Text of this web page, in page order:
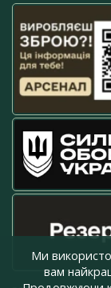
Ми
вам